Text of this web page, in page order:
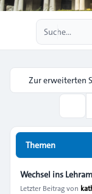
Zur erweiterten
Themen
Wechsel ins
Letzter Beitrag von